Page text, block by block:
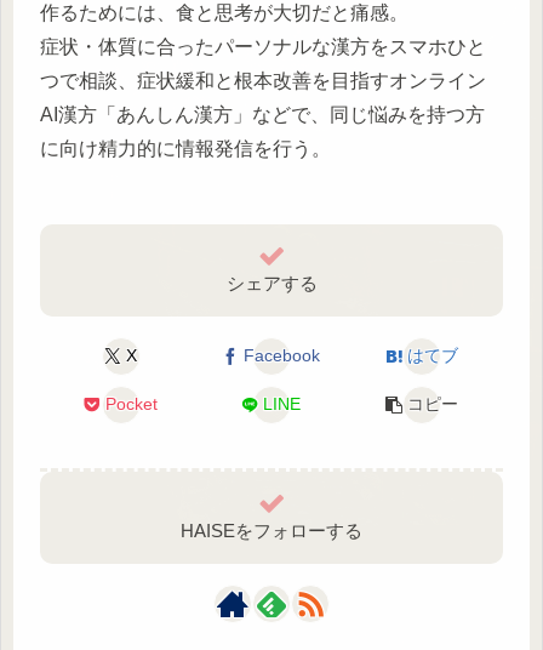
作るためには、食と思考が大切だと痛感。
症状・体質に合ったパーソナルな漢方をスマホひと
つで相談、症状緩和と根本改善を目指すオンライン
AI漢方「あんしん漢方」などで、同じ悩みを持つ方
に向け精力的に情報発信を行う。
シェアする
X Facebook はてブ
Pocket LINE コピー
HAISEをフォローする